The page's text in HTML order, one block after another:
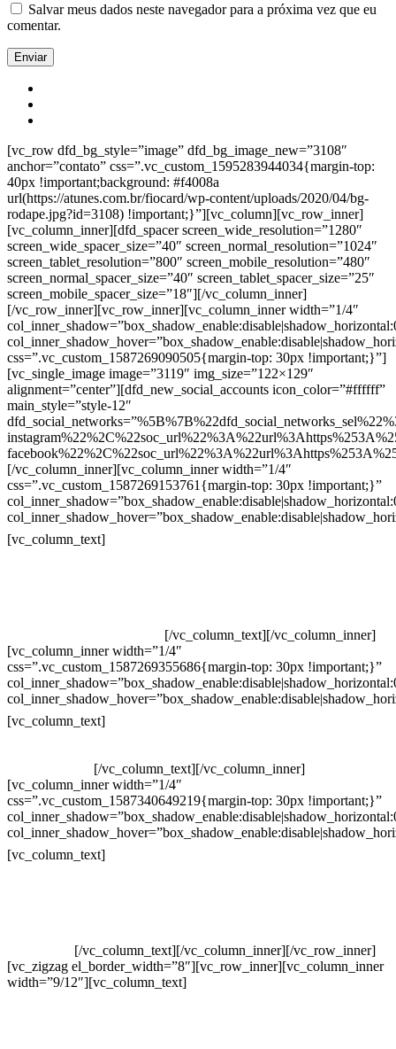
Salvar meus dados neste navegador para a próxima vez que eu
comentar.
[vc_row dfd_bg_style=”image” dfd_bg_image_new=”3108″
anchor=”contato” css=”.vc_custom_1595283944034{margin-top:
40px !important;background: #f4008a
url(https://atunes.com.br/fiocard/wp-content/uploads/2020/04/bg-
rodape.jpg?id=3108) !important;}”][vc_column][vc_row_inner]
[vc_column_inner][dfd_spacer screen_wide_resolution=”1280″
screen_wide_spacer_size=”40″ screen_normal_resolution=”1024″
screen_tablet_resolution=”800″ screen_mobile_resolution=”480″
screen_normal_spacer_size=”40″ screen_tablet_spacer_size=”25″
screen_mobile_spacer_size=”18″][/vc_column_inner]
[/vc_row_inner][vc_row_inner][vc_column_inner width=”1/4″
css=”.vc_custom_1587269090505{margin-top: 30px !important;}”]
[vc_single_image image=”3119″ img_size=”122×129″
alignment=”center”][dfd_new_social_accounts icon_color=”#ffffff”
main_style=”style-12″
[/vc_column_inner][vc_column_inner width=”1/4″
css=”.vc_custom_1587269153761{margin-top: 30px !important;}”
[vc_column_text]
[/vc_column_text][/vc_column_inner]
[vc_column_inner width=”1/4″
css=”.vc_custom_1587269355686{margin-top: 30px !important;}”
[vc_column_text]
[/vc_column_text][/vc_column_inner]
[vc_column_inner width=”1/4″
css=”.vc_custom_1587340649219{margin-top: 30px !important;}”
[vc_column_text]
[/vc_column_text][/vc_column_inner][/vc_row_inner]
[vc_zigzag el_border_width=”8″][vc_row_inner][vc_column_inner
width=”9/12″][vc_column_text]